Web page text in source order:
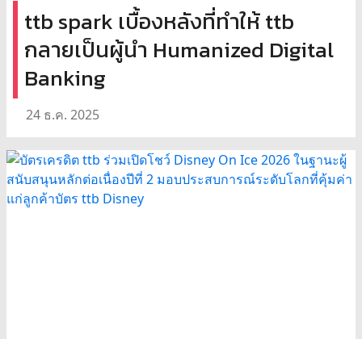
ttb spark เบื้องหลังที่ทำให้ ttb
กลายเป็นผู้นำ Humanized Digital
Banking
24 ธ.ค. 2025